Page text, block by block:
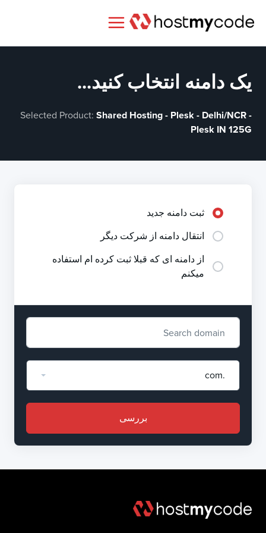
یک دامنه انتخاب کنید...
Selected Product: Shared Hosting - Plesk - Delhi/NCR -
Plesk IN 125G
ثبت دامنه جدید
انتقال دامنه از شرکت دیگر
از دامنه ای که قبلا ثبت کرده ام استفاده
میکنم
.com
بررسی